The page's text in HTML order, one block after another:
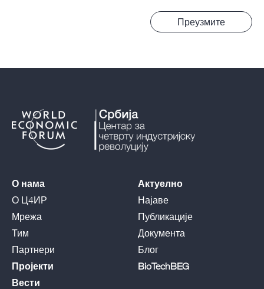
Преузмите
О нама
О Ц4ИР
Мрежа
Тим
Партнери
Пројекти
Вести
Актуелно
Најаве
Публикације
Документа
Блог
BioTechBEG